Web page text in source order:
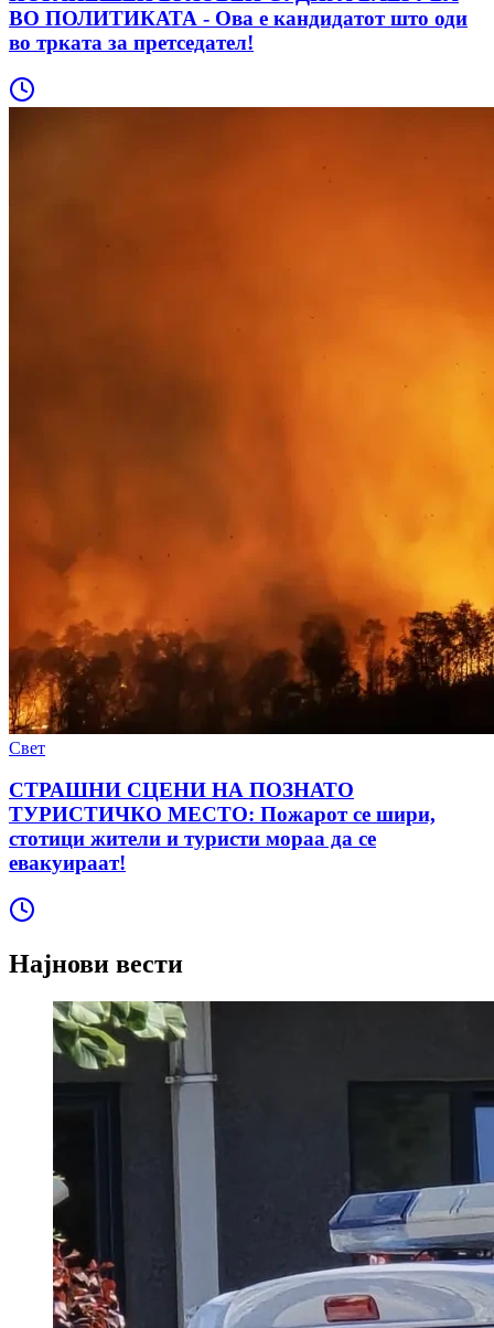
ВО ПОЛИТИКАТА - Ова е кандидатот што оди
во трката за претседател!
Свет
СТРАШНИ СЦЕНИ НА ПОЗНАТО
ТУРИСТИЧКО МЕСТО: Пожарот се шири,
стотици жители и туристи мораа да се
евакуираат!
Најнови вести